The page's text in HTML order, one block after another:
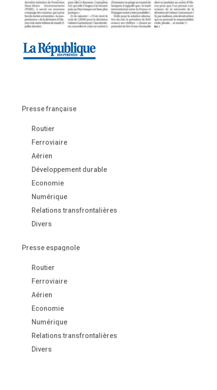
Presse française
Routier
Ferroviaire
Aérien
Développement durable
Economie
Numérique
Relations transfrontalières
Divers
Presse espagnole
Routier
Ferroviaire
Aérien
Economie
Numérique
Relations transfrontalières
Divers